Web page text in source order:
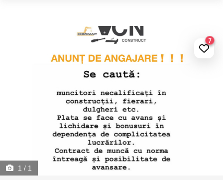
1 / 1
7